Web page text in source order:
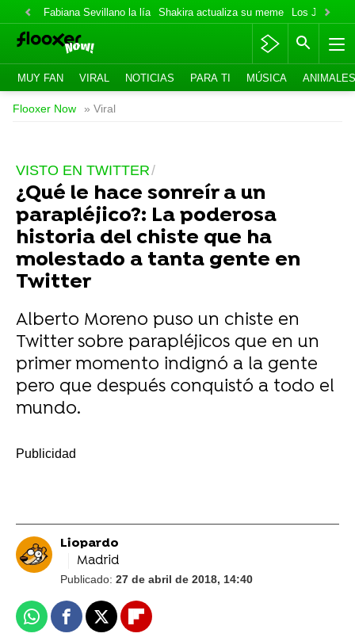
Fabiana Sevillano la lía Shakira actualiza su meme Los Jonas
MUY FAN VIRAL NOTICIAS PARA TI MÚSICA ANIMALES
Flooxer Now » Viral
VISTO EN TWITTER
¿Qué le hace sonreír a un
parapléjico?: La poderosa
historia del chiste que ha
molestado a tanta gente en
Twitter
Alberto Moreno puso un chiste en
Twitter sobre parapléjicos que en un
primer momento indignó a la gente
pero que después conquistó a todo el
mundo.
Liopardo
Madrid
Publicado: 27 de abril de 2018, 14:40
WhatsappFacebook
X Flipboard